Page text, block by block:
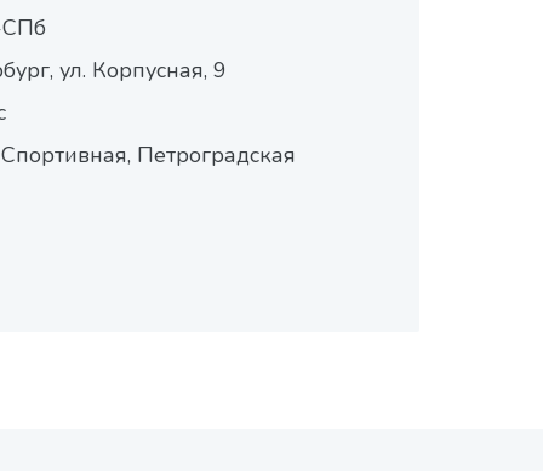
СПб
ул. Корпусная, 9
Петроградская